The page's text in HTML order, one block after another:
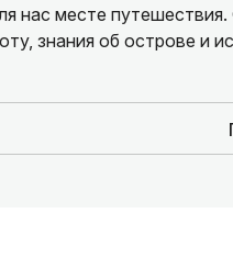
нас месте
знания об острове и